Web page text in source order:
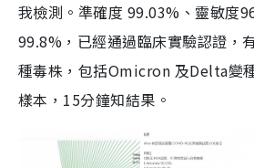
我檢測。準確度 99.03%、靈敏度
99.8%，已經通過臨床實驗認證，
種毒株，包括Omicron 及Delta變
樣本，15分鐘知結果。